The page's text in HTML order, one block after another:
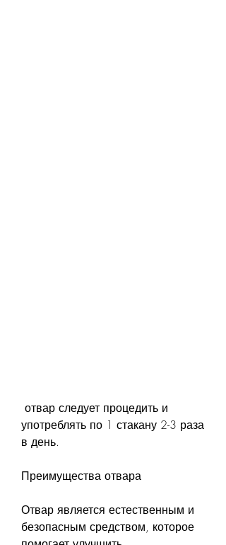
употреблять по 1 стакану 2-3 раза
в день.
Преимущества отвара
Отвар является естественным и
безопасным средством, которое